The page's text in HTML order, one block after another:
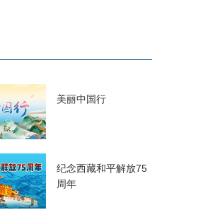
美丽中国行
纪念西藏和平解放75
周年